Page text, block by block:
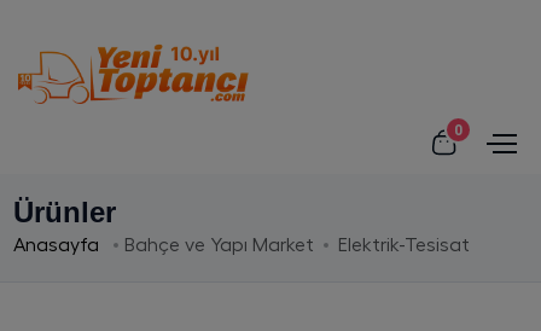
0
Ürünler
Anasayfa Bahçe ve Yapı Market Elektrik-Tesisat